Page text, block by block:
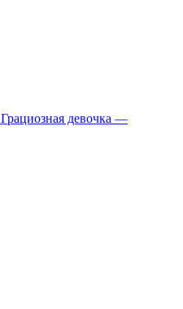
Грациозная девочка —